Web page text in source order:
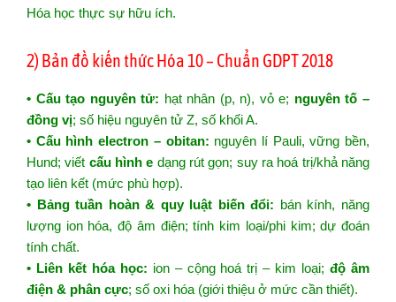
Hóa học thực sự hữu ích.
2) Bản đồ kiến thức Hóa 10 – Chuẩn GDPT 2018
• Cấu tạo nguyên tử: hạt nhân (p, n), vỏ e; nguyên tố –
đồng vị; số hiệu nguyên tử Z, số khối A.
• Cấu hình electron – obitan: nguyên lí Pauli, vững bền,
Hund; viết cấu hình e dạng rút gọn; suy ra hoá trị/khả năng
tạo liên kết (mức phù hợp).
• Bảng tuần hoàn & quy luật biến đổi: bán kính, năng
lượng ion hóa, độ âm điện; tính kim loại/phi kim; dự đoán
tính chất.
• Liên kết hóa học: ion – cộng hoá trị – kim loại;độ âm
điện & phân cực; số oxi hóa (giới thiệu ở mức cần thiết).